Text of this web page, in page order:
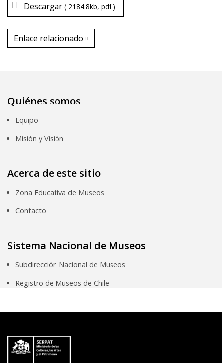
Descargar 2184.8kb pdf
Enlace relacionado Enlace relacionado
Quiénes somos
Equipo
Misión y Visión
Acerca de este sitio
Zona Educativa de Museos
Contacto
Sistema Nacional de Museos
Subdirección Nacional de Museos
Registro de Museos de Chile